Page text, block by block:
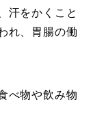
汗をかくこと
れ、胃腸の働
べ物や飲み物